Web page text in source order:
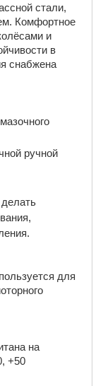
стали,
Комфортное
и
в
снабжена
ручной
для
на
+50